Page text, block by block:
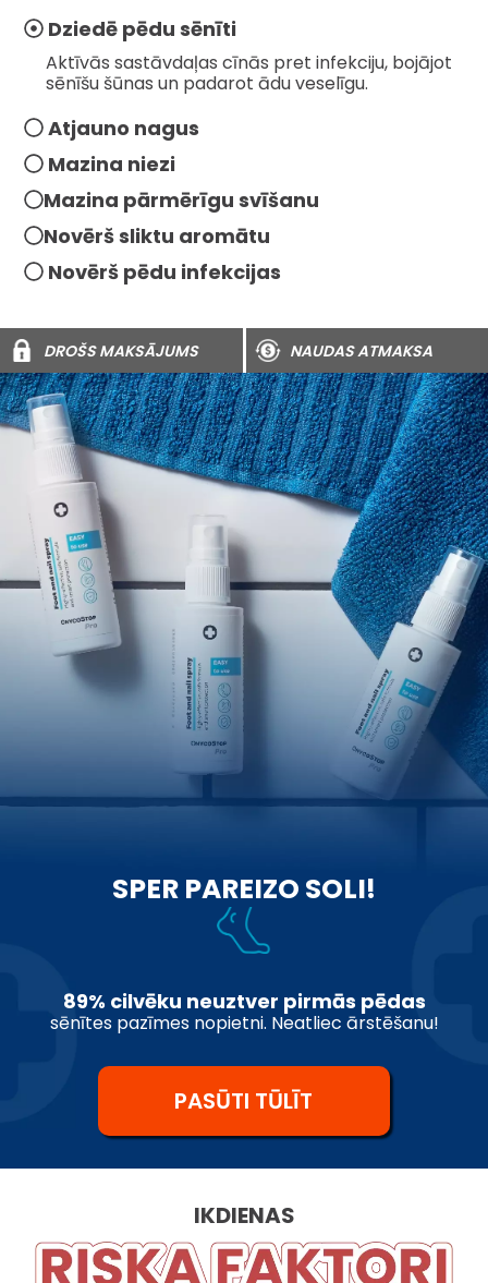
Dziedē pēdu sēnīti
Aktīvās sastāvdaļas cīnās pret infekciju, bojājot
sēnīšu šūnas un padarot ādu veselīgu.
Atjauno nagus
Mazina niezi
Mazina pārmērīgu svīšanu
Novērš sliktu aromātu
Novērš pēdu infekcijas
DROŠS MAKSĀJUMS NAUDAS ATMAKSA
SPER PAREIZO SOLI!
89% cilvēku neuztver pirmās pēdas
sēnītes pazīmes nopietni. Neatliec ārstēšanu!
PASŪTI TŪLĪT
IKDIENAS